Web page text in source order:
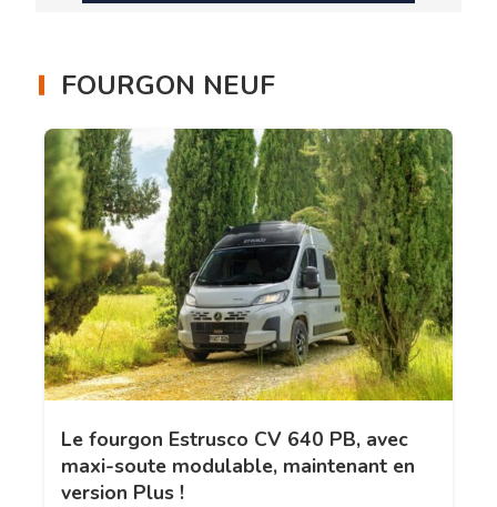
FOURGON NEUF
Le fourgon Estrusco CV 640 PB, avec
maxi-soute modulable, maintenant en
version Plus !